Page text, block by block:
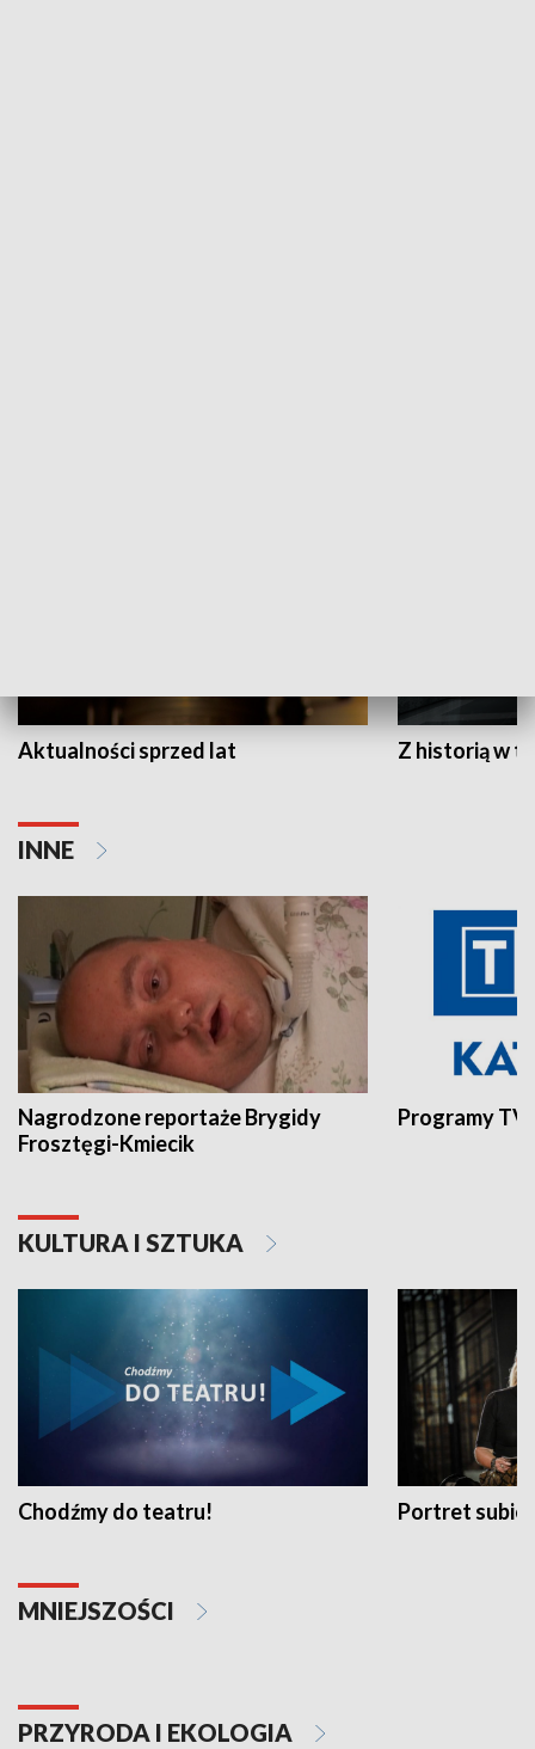
Aktualności sprzed lat Z historią w
INNE
Nagrodzone reportaże Brygidy
Frosztęgi-Kmiecik
Programy
KULTURA I SZTUKA
Chodźmy do teatru! Portret
MNIEJSZOŚCI
PRZYRODA I EKOLOGIA